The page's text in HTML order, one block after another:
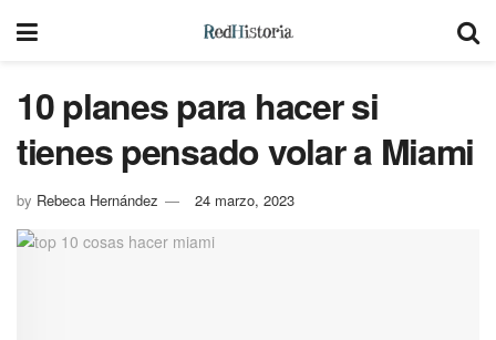
10 planes para hacer si
tienes pensado volar a Miami
by Rebeca Hernández 24 marzo, 2023